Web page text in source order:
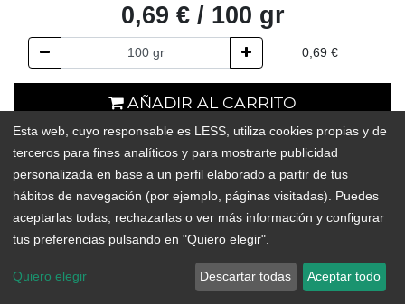
0,69 € / 100 gr
0,69 €
AÑADIR AL CARRITO
En existencias
Add to Wishlist
El frijol negro es una alubia de color negro, tamaño esférico y
pequeño. Destacan por su fácil cocción y su versatilidad para
preparar casi todo tipo de platos (ya sea como plato único o
Esta web, cuyo responsable es LESS, utiliza cookies propias y de
terceros para fines analíticos y para mostrarte publicidad
personalizada en base a un perfil elaborado a partir de tus
hábitos de navegación (por ejemplo, páginas visitadas). Puedes
aceptarlas todas, rechazarlas o ver más información y configurar
tus preferencias pulsando en "Quiero elegir".
Quiero elegir Descartar todas Aceptar todo